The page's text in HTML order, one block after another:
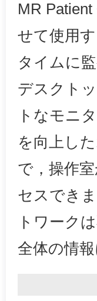
MR
せて使用
タイムに
デスクト
トなモニ
を向上し
で，操作
セスでき
トワーク
全体の情